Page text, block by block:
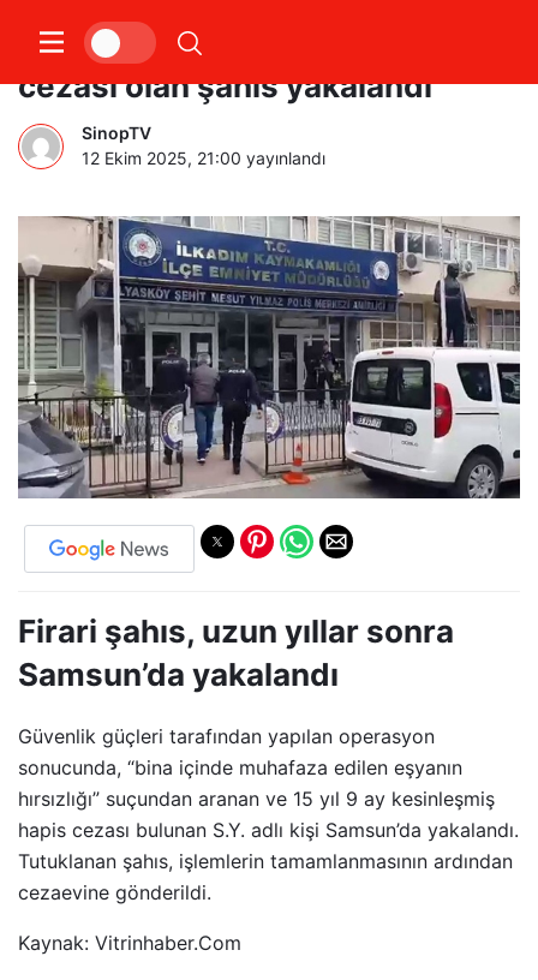
15 yıl 9 ay kesinleşmiş hapis
cezası olan şahıs yakalandı
SinopTV
12 Ekim 2025, 21:00 yayınlandı
Firari şahıs, uzun yıllar sonra
Samsun’da yakalandı
Güvenlik güçleri tarafından yapılan operasyon
sonucunda, “bina içinde muhafaza edilen eşyanın
hırsızlığı” suçundan aranan ve 15 yıl 9 ay kesinleşmiş
hapis cezası bulunan S.Y. adlı kişi Samsun’da yakalandı.
Tutuklanan şahıs, işlemlerin tamamlanmasının ardından
cezaevine gönderildi.
Kaynak: Vitrinhaber.Com